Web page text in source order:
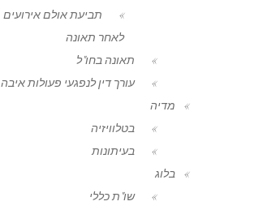
תביעת אולם אירועים
לאחר תאונה
תאונה בחו"ל
עורך דין לנפגעי פעולות איבה
מדיה
בטלוויזיה
בעיתונות
בלוג
שו"ת כללי